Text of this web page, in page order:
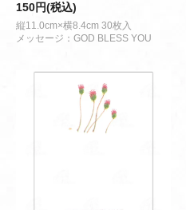
150円(税込)
縦11.0cm×横8.4cm 30枚入
メッセージ：GOD BLESS YOU